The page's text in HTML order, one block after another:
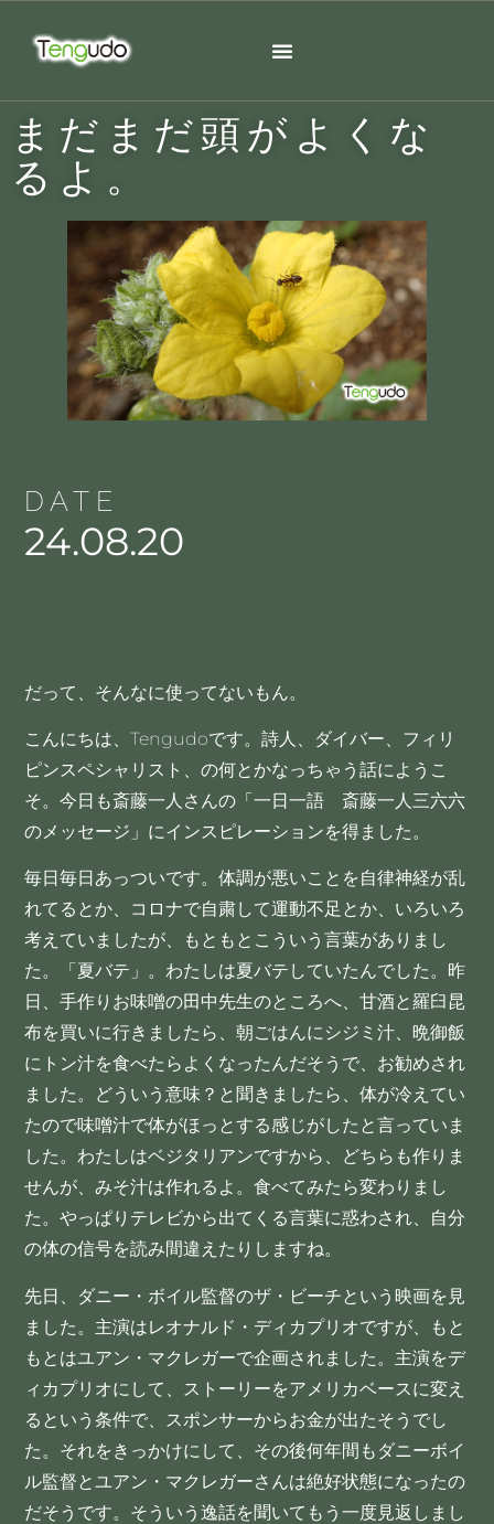
まだまだ頭がよくな
るよ。
DATE
24.08.20
だって、そんなに使ってないもん。
こんにちは、Tengudoです。詩人、ダイバー、フィリ
ピンスペシャリスト、の何とかなっちゃう話にようこ
そ。今日も斎藤一人さんの「一日一語 斎藤一人三六六
のメッセージ」にインスピレーションを得ました。
毎日毎日あっついです。体調が悪いことを自律神経が乱
れてるとか、コロナで自粛して運動不足とか、いろいろ
考えていましたが、もともとこういう言葉がありまし
た。「夏バテ」。わたしは夏バテしていたんでした。昨
日、手作りお味噌の田中先生のところへ、甘酒と羅臼昆
布を買いに行きましたら、朝ごはんにシジミ汁、晩御飯
にトン汁を食べたらよくなったんだそうで、お勧めされ
ました。どういう意味？と聞きましたら、体が冷えてい
たので味噌汁で体がほっとする感じがしたと言っていま
した。わたしはベジタリアンですから、どちらも作りま
せんが、みそ汁は作れるよ。食べてみたら変わりまし
た。やっぱりテレビから出てくる言葉に惑わされ、自分
の体の信号を読み間違えたりしますね。
先日、ダニー・ボイル監督のザ・ビーチという映画を見
ました。主演はレオナルド・ディカプリオですが、もと
もとはユアン・マクレガーで企画されました。主演をデ
ィカプリオにして、ストーリーをアメリカベースに変え
るという条件で、スポンサーからお金が出たそうでし
た。それをきっかけにして、その後何年間もダニーボイ
ル監督とユアン・マクレガーさんは絶好状態になったの
だそうです。そういう逸話を聞いてもう一度見返しまし